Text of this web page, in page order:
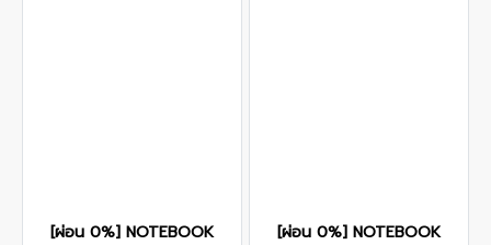
[ผ่อน 0%] NOTEBOOK
[ผ่อน 0%] NOTEBOOK